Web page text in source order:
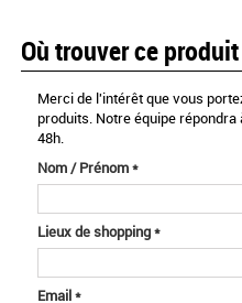
Où trouver ce
Merci de l'intérêt que vous
produits. Notre équipe
48h.
Nom / Prénom*
Lieux de shopping*
Email*